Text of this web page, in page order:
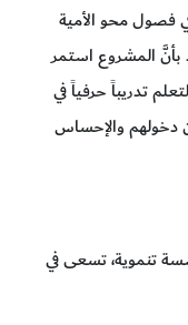
فصول محو الأمية
بأنَّ المشروع استمر
تدريباً حرفياً في
دخولهم والإحساس
تنموية، تسعى في